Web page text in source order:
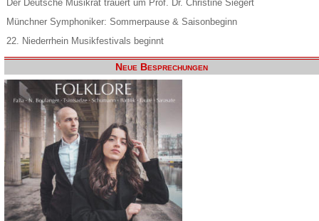
Der Deutsche Musikrat trauert um Prof. Dr. Christine Siegert
Münchner Symphoniker: Sommerpause & Saisonbeginn
22. Niederrhein Musikfestivals beginnt
Neue Besprechungen